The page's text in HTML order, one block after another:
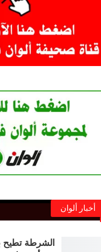
أخبار ألوان
الشرطة